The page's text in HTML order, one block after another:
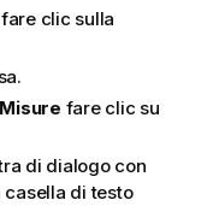
clic sulla
Misure fare clic su
di dialogo con
casella di testo